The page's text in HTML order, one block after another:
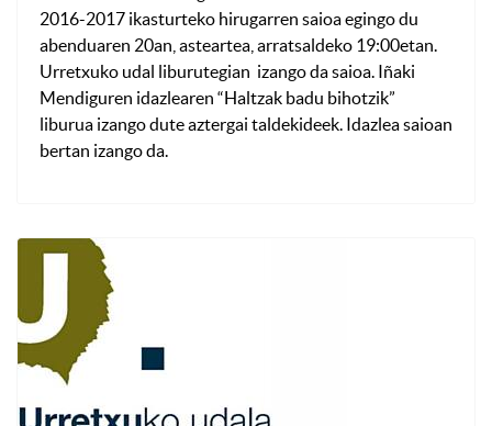
2016-2017 ikasturteko hirugarren saioa egingo du
abenduaren 20an, asteartea, arratsaldeko 19:00etan.
Urretxuko udal liburutegian izango da saioa. Iñaki
Mendiguren idazlearen “Haltzak badu bihotzik”
liburua izango dute aztergai taldekideek. Idazlea saioan
bertan izango da.